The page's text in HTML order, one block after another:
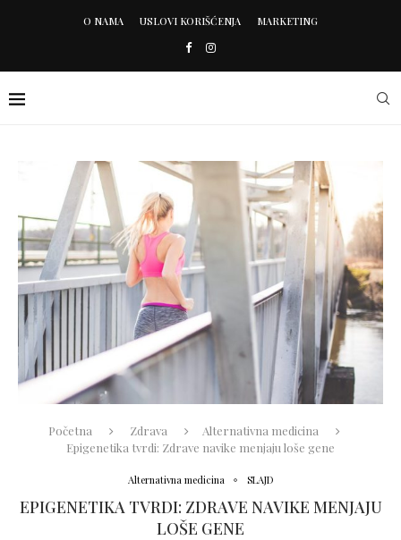
O NAMA USLOVI KORIŠĆENJA MARKETING
Početna Zdrava
Alternativna medicina
Epigenetika tvrdi: Zdrave navike menjaju loše gene
Alternativna medicina SLAJD
EPIGENETIKA TVRDI: ZDRAVE NAVIKE MENJAJU
LOŠE GENE